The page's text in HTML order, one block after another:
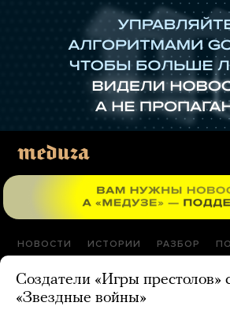
НОВОСТИ ИСТОРИИ РАЗБОР
Создатели «Игры престолов»
«Звездные войны»